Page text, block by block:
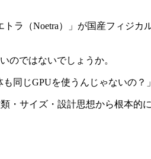
ラ（Noetra）」が国産フィジ
のではないでしょうか。
同じGPUを使うんじゃないの？」
・サイズ・設計思想から根本的